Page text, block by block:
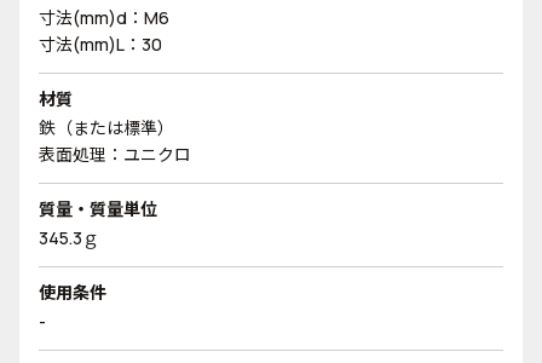
寸法(mm)d：M6
寸法(mm)L：30
材質
鉄（または標準）
表面処理：ユニクロ
質量・質量単位
345.3ｇ
使用条件
-